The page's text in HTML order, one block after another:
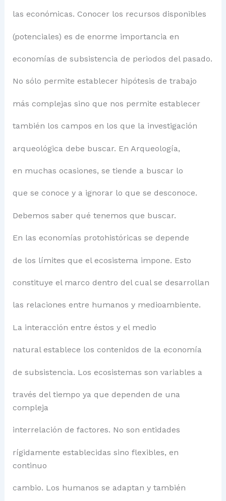
las económicas. Conocer los recursos disponibles
(potenciales) es de enorme importancia en
economías de subsistencia de periodos del pasado.
No sólo permite establecer hipótesis de trabajo
más complejas sino que nos permite establecer
también los campos en los que la investigación
arqueológica debe buscar. En Arqueología,
en muchas ocasiones, se tiende a buscar lo
que se conoce y a ignorar lo que se desconoce.
Debemos saber qué tenemos que buscar.
En las economías protohistóricas se depende
de los límites que el ecosistema impone. Esto
constituye el marco dentro del cual se desarrollan
las relaciones entre humanos y medioambiente.
La interacción entre éstos y el medio
natural establece los contenidos de la economía
de subsistencia. Los ecosistemas son variables a
través del tiempo ya que dependen de una
compleja
interrelación de factores. No son entidades
rígidamente establecidas sino flexibles, en
continuo
cambio. Los humanos se adaptan y también